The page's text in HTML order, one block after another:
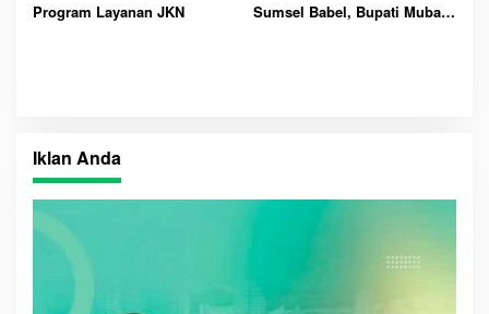
Program Layanan JKN
Sumsel Babel, Bupati Muba
Iklan Anda